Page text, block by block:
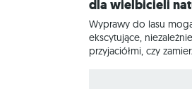
Poszczególne decyzje
wpływ nie tylko na
także
dla wielbicieli
Wyprawy do lasu
ekscytujące,
przyjaciółmi, czy